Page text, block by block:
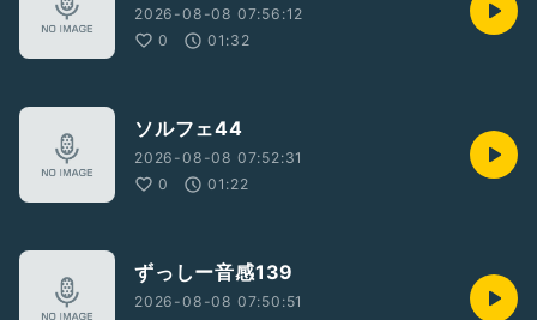
2026-08-08 07:56:12
0
01:32
ソルフェ44
2026-08-08 07:52:31
0
01:22
ずっしー音感139
2026-08-08 07:50:51